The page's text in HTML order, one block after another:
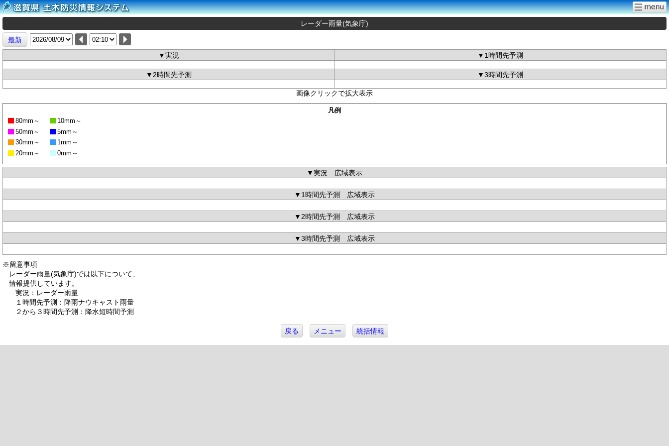
レーダー雨量(気象庁)
最新
▼実況
▼1時間先予測
▼2時間先予測 ▼3時間先予測
画像クリックで拡大表示
凡例
80mm～
50mm～
30mm～
20mm～
10mm～
5mm～
1mm～
0mm～
▼実況 広域表示
▼1時間先予測 広域表示
▼2時間先予測 広域表示
▼3時間先予測 広域表示
※留意事項
レーダー雨量(気象庁)では以下について、
情報提供しています。
実況：レーダー雨量
１時間先予測：降雨ナウキャスト雨量
２から３時間先予測：降水短時間予測
戻る メニュー 統括情報